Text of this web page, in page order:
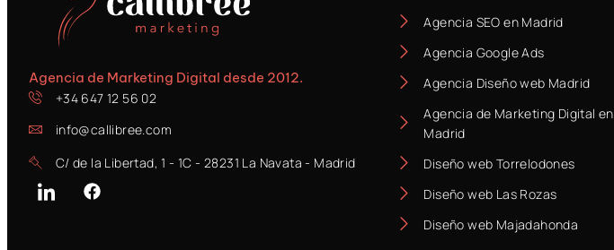
Agencia de Marketing Digital desde 2012.
+34 647 12 56 02
info@callibree.com
C/ de la Libertad, 1 - 1C - 28231 La Navata - Madrid
Agencia SEO en Madrid
Agencia Google Ads
Agencia Diseño web Madrid
Agencia de Marketing Digital en
Madrid
Diseño web Torrelodones
Diseño web Las Rozas
Diseño web Majadahonda